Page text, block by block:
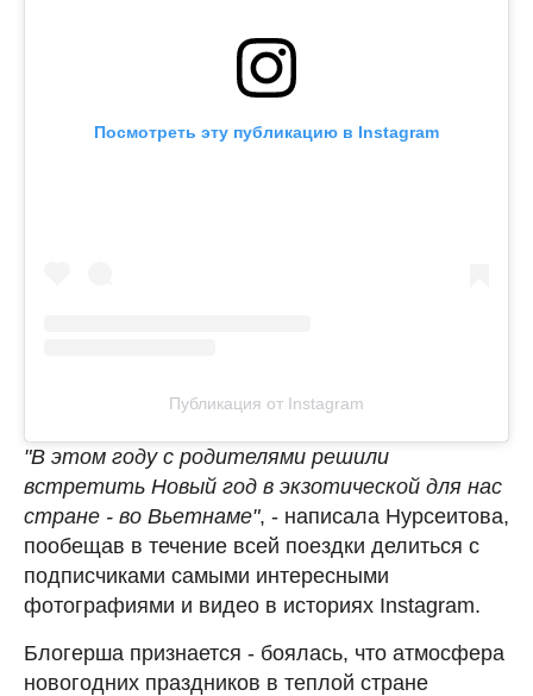
Посмотреть эту публикацию в Instagram
Публикация от Instagram
"В этом году с родителями решили
встретить Новый год в экзотической для нас
стране - во Вьетнаме", - написала Нурсеитова,
пообещав в течение всей поездки делиться с
подписчиками самыми интересными
фотографиями и видео в историях Instagram.
Блогерша признается - боялась, что атмосфера
новогодних праздников в теплой стране